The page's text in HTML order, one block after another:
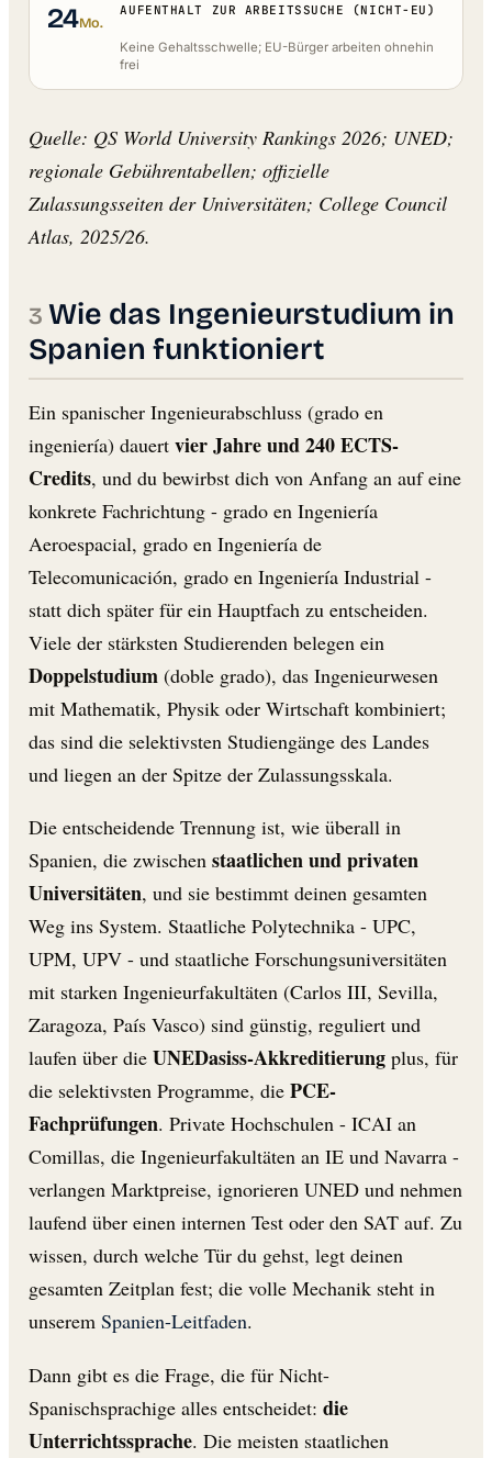
24Mo.
AUFENTHALT ZUR ARBEITSSUCHE (NICHT-EU)
Keine Gehaltsschwelle; EU-Bürger arbeiten ohnehin
frei
Quelle: QS World University Rankings 2026; UNED;
regionale Gebührentabellen; offizielle
Zulassungsseiten der Universitäten; College Council
Atlas, 2025/26.
Wie das Ingenieurstudium in
Spanien funktioniert
Ein spanischer Ingenieurabschluss (grado en
ingeniería) dauert vier Jahre und 240 ECTS-
Credits, und du bewirbst dich von Anfang an auf eine
konkrete Fachrichtung - grado en Ingeniería
Aeroespacial, grado en Ingeniería de
Telecomunicación, grado en Ingeniería Industrial -
statt dich später für ein Hauptfach zu entscheiden.
Viele der stärksten Studierenden belegen ein
Doppelstudium (doble grado), das Ingenieurwesen
mit Mathematik, Physik oder Wirtschaft kombiniert;
das sind die selektivsten Studiengänge des Landes
und liegen an der Spitze der Zulassungsskala.
Die entscheidende Trennung ist, wie überall in
Spanien, die zwischen staatlichen und privaten
Universitäten, und sie bestimmt deinen gesamten
Weg ins System. Staatliche Polytechnika - UPC,
UPM, UPV - und staatliche Forschungsuniversitäten
mit starken Ingenieurfakultäten (Carlos III, Sevilla,
Zaragoza, País Vasco) sind günstig, reguliert und
laufen über die UNEDasiss-Akkreditierung plus, für
die selektivsten Programme, die PCE-
Fachprüfungen. Private Hochschulen - ICAI an
Comillas, die Ingenieurfakultäten an IE und Navarra -
verlangen Marktpreise, ignorieren UNED und nehmen
laufend über einen internen Test oder den SAT auf. Zu
wissen, durch welche Tür du gehst, legt deinen
gesamten Zeitplan fest; die volle Mechanik steht in
unserem Spanien-Leitfaden.
Dann gibt es die Frage, die für Nicht-
Spanischsprachige alles entscheidet: die
Unterrichtssprache. Die meisten staatlichen